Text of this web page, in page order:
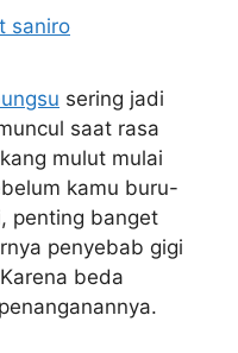
saniro
sering jadi
saat rasa
mulut mulai
kamu buru-
penting banget
penyebab gigi
beda